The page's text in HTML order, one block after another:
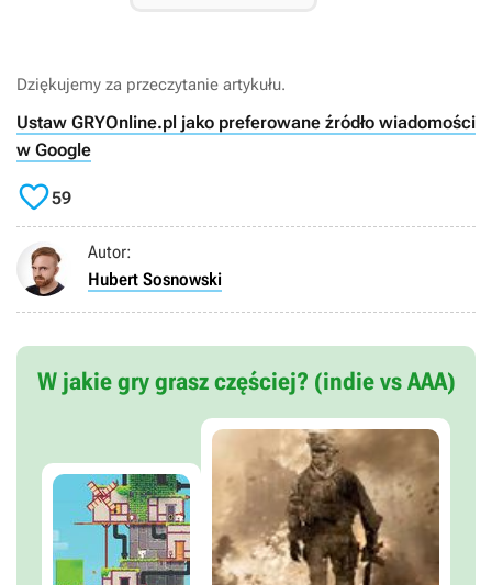
Dziękujemy za przeczytanie artykułu.
Ustaw GRYOnline.pl jako preferowane źródło wiadomości
w Google
59
Autor:
Hubert Sosnowski
W jakie gry grasz częściej? (indie vs AAA)